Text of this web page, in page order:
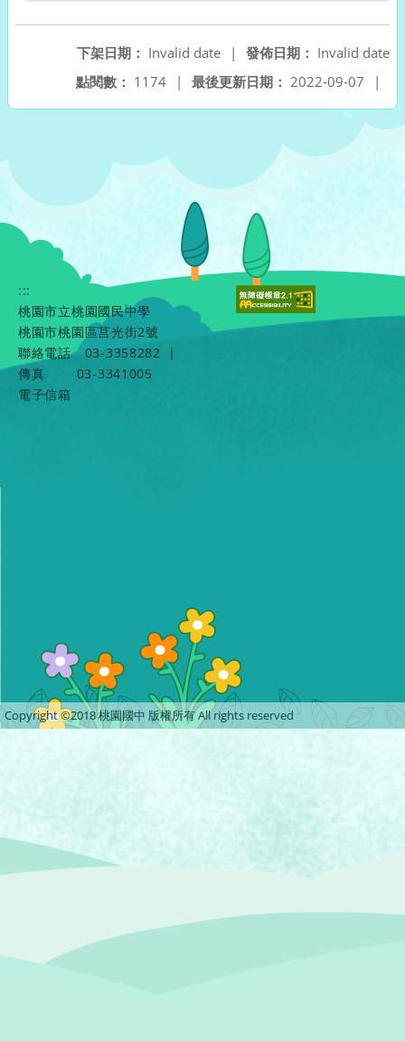
發佈日期： Invalid date
下架日期： Invalid date
|
最後更新日期： 2022-09-07 |
點閱數： 1174 |
:::
桃園市立桃園國民中學
桃園市桃園區莒光街2號
聯絡電話
03-3358282
|
傳真
03-3341005
電子信箱
Copyright ©2018 桃園國中 版權所有 All rights reserved